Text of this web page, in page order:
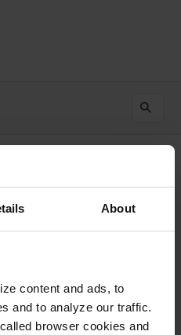
About
content and ads, to
and to analyze our traffic.
browser cookies and
Nyeste først